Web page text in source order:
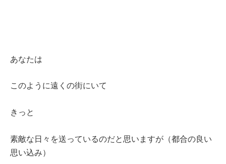
あなたは
このように遠くの街にいて
きっと
素敵な日々を送っているのだと思いますが（都合の良い
思い込み）